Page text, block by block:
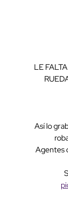
LE
Así lo
Agentes